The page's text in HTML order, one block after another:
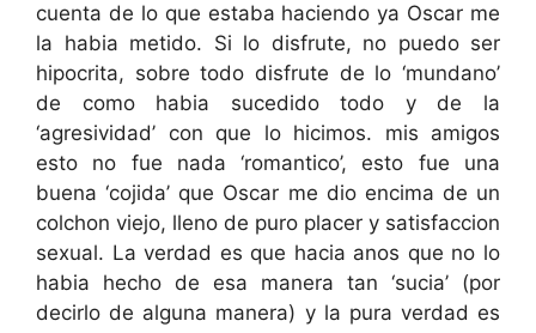
cuenta de lo que estaba haciendo ya Oscar me
la habia metido. Si lo disfrute, no puedo ser
hipocrita, sobre todo disfrute de lo ‘mundano’
de como habia sucedido todo y de la
‘agresividad’ con que lo hicimos. mis amigos
esto no fue nada ‘romantico’, esto fue una
buena ‘cojida’ que Oscar me dio encima de un
colchon viejo, lleno de puro placer y satisfaccion
sexual. La verdad es que hacia anos que no lo
habia hecho de esa manera tan ‘sucia’ (por
decirlo de alguna manera) y la pura verdad es